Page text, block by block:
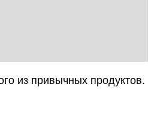
из привычных продуктов.